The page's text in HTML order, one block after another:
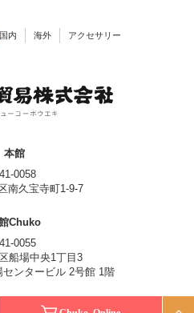
国内 海外 アクセサリー
本館
0058
南久宝寺町1-9-7
Chuko
0055
船場中央1丁目3
センタービル 2号館 1階
Co., Ltd.